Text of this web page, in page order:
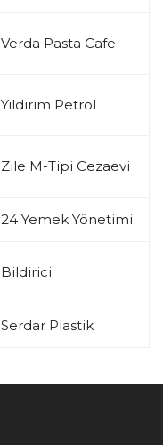
Verda Pasta Cafe
Yıldırım Petrol
Zile M-Tipi Cezaevi
24 Yemek Yönetimi
Bildirici
Serdar Plastik